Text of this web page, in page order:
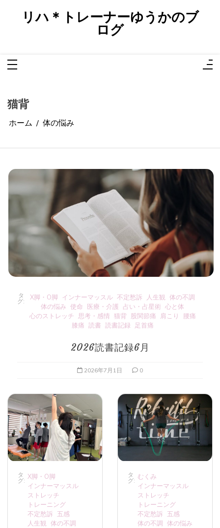
リハ＊トレーナーゆうかのブ
ログ
猫背
ホーム 体の悩み
タ
グ:
X脚・O脚 インナーマッスル 不定愁訴 人生観 体の不調
体の悩み 使命 医療・介護 占い・占星術 心と体
心のストレッチ 思考・感情 猫背 股関節痛 肩こり
腰痛
膝痛 読書 読書記録 足首痛
2026読書記録6月
2026年7月1日 0
タ
グ:
X脚・O脚
インナーマッスル
ストレッチ
トレーニング
不定愁訴
五感
人生観 体の不調
タ
グ:
むくみ
インナーマッスル
ストレッチ
トレーニング
不定愁訴
五感
体の不調 体の悩み